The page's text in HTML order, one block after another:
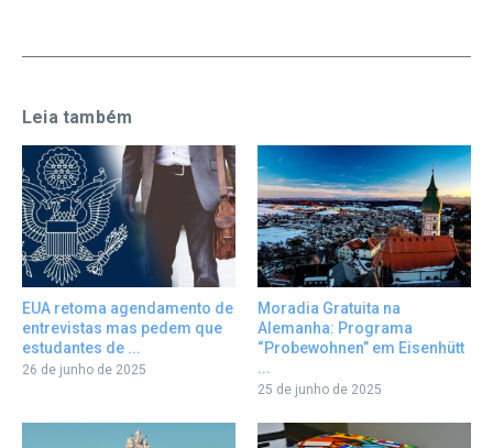
Leia também
EUA retoma agendamento de
entrevistas mas pedem que
estudantes de ...
26 de junho de 2025
Moradia Gratuita na
Alemanha: Programa
“Probewohnen” em Eisenhütt
...
25 de junho de 2025